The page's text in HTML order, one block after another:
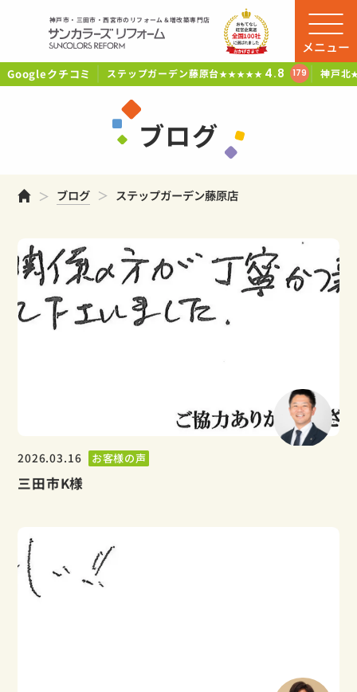
神戸市・三田市・西宮市のリフォーム＆増改築専門店
Googleクチコミ ステップガーデン藤原台★★★★★ 4.8 179 神戸北
メニュー
ブログ
ホームブログ ステップガーデン藤原店
2026.03.16 お客様の声
三田市K様